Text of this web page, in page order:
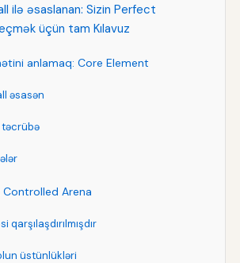
ilə əsaslanan: Sizin Perfect
üçün tam Kılavuz
anlamaq: Core Element
əsasən
təcrübə
Controlled Arena
qarşılaşdırılmışdır
üstünlükləri